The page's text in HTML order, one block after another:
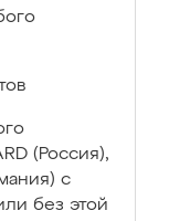
(Россия),
с
без этой